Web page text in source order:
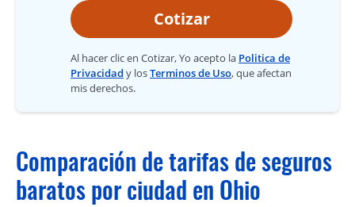
Cotizar
Al hacer clic en Cotizar, Yo acepto la Politica de
Privacidad y losTerminos de Uso, que afectan
mis derechos.
Comparación de tarifas de seguros
baratos por ciudad en Ohio